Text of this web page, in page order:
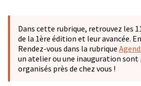
−
Dans cette rubrique, retrouvez les
de la 1ère édition et leur avancée.
Rendez-vous dans la rubrique
un atelier ou une inauguration
organisés près de chez vous !